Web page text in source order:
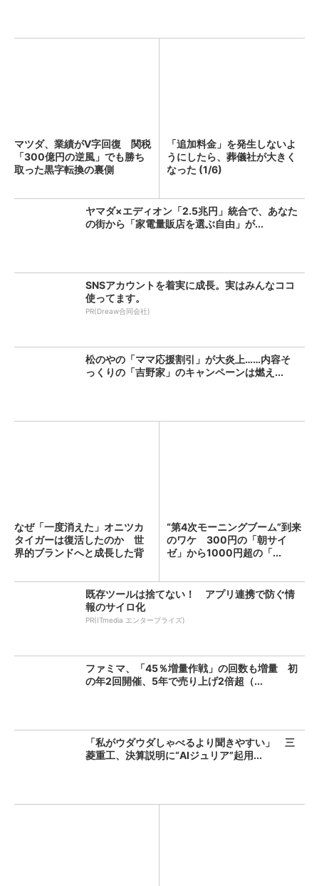
マツダ、業績がV字回復 関税
「300億円の逆風」でも勝ち
取った黒字転換の裏側
「追加料金」を発生しないよ
うにしたら、葬儀社が大きく
なった (1/6)
ヤマダ×エディオン「2.5兆円」統合で、あなた
の街から「家電量販店を選ぶ自由」が...
SNSアカウントを着実に成長。実はみんなココ
使ってます。
PR(Dreaw合同会社)
松のやの「ママ応援割引」が大炎上……内容そ
っくりの「吉野家」のキャンペーンは燃え...
なぜ「一度消えた」オニツカ
タイガーは復活したのか 世
界的ブランドへと成長した背
“第4次モーニングブーム”到来
のワケ 300円の「朝サイ
ゼ」から1000円超の「...
既存ツールは捨てない！ アプリ連携で防ぐ情
報のサイロ化
PR(ITmedia エンタープライズ)
ファミマ、「45％増量作戦」の回数も増量 初
の年2回開催、5年で売り上げ2倍超（...
「私がウダウダしゃべるより聞きやすい」 三
菱重工、決算説明に“AIジュリア”起用...